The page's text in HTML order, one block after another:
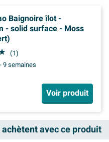
Baignoire îlot -
- solid surface - Moss
(1)
9 semaines
Voir produit
avec ce produit